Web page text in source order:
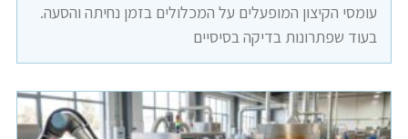
עומסי הקיצון המופעלים על המכלולים בזמן נחיתה והסעה.
בעוד שפתרונות בדיקה בסיסיים